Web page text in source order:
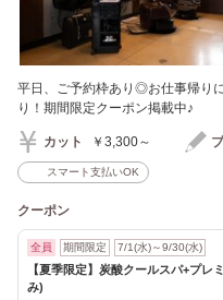
平日、ご予約枠あり◎お仕事帰り
り！期間限定クーポン掲載中♪
カット ￥3,300～
スマート支払いOK
クーポン
全員 期間限定 7/1(水)～9/30(水)
【夏季限定】炭酸クールスパ+プレ
み)